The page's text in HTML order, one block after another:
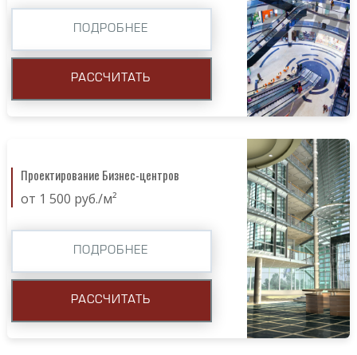
ПОДРОБНЕЕ
РАССЧИТАТЬ
Проектирование Бизнес-центров
от 1 500 руб./м²
ПОДРОБНЕЕ
РАССЧИТАТЬ